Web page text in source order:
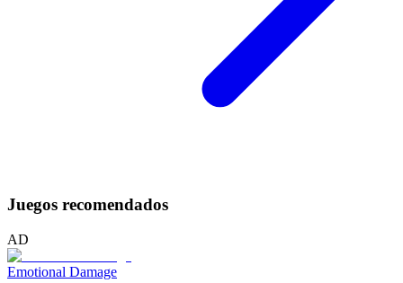
Juegos recomendados
AD
Emotional Damage